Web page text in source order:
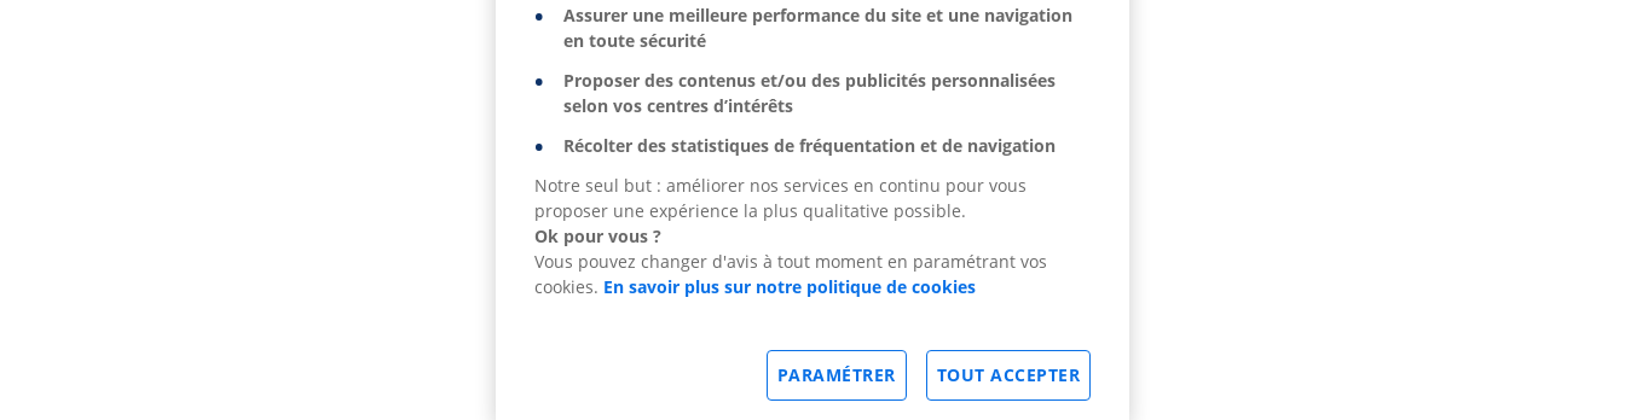
Assurer une meilleure performance du site et une navigation
en toute sécurité
Proposer des contenus et/ou des publicités personnalisées
selon vos centres d’intérêts
Récolter des statistiques de fréquentation et de navigation
Notre seul but : améliorer nos services en continu pour vous
proposer une expérience la plus qualitative possible.
Ok pour vous ?
Vous pouvez changer d'avis à tout moment en paramétrant vos
cookies. En savoir plus sur notre politique de cookies
TOUT ACCEPTER
PARAMÉTRER